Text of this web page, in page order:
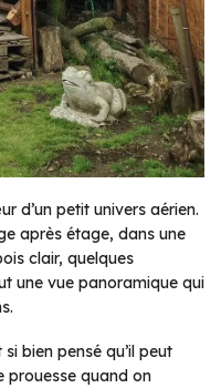
d’un petit univers aérien.
après étage, dans une
clair, quelques
une vue panoramique qui
bien pensé qu’il peut
prouesse quand on